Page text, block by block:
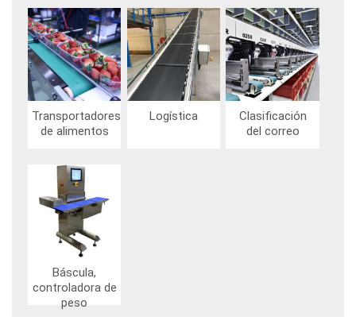
Imagen
Transportadores
de alimentos
Imagen
Logística
Imagen
Clasificación
del correo
Imagen
Báscula,
controladora de
peso